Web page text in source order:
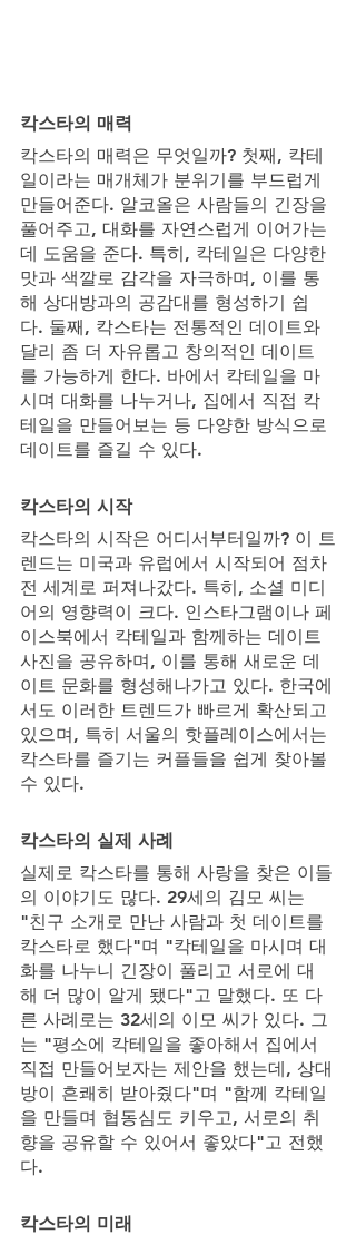
칵스타의 매력
칵스타의 매력은 무엇일까? 첫째, 칵테
일이라는 매개체가 분위기를 부드럽게
만들어준다. 알코올은 사람들의 긴장을
풀어주고, 대화를 자연스럽게 이어가는
데 도움을 준다. 특히, 칵테일은 다양한
맛과 색깔로 감각을 자극하며, 이를 통
해 상대방과의 공감대를 형성하기 쉽
다. 둘째, 칵스타는 전통적인 데이트와
달리 좀 더 자유롭고 창의적인 데이트
를 가능하게 한다. 바에서 칵테일을 마
시며 대화를 나누거나, 집에서 직접 칵
테일을 만들어보는 등 다양한 방식으로
데이트를 즐길 수 있다.
칵스타의 시작
칵스타의 시작은 어디서부터일까? 이 트
렌드는 미국과 유럽에서 시작되어 점차
전 세계로 퍼져나갔다. 특히, 소셜 미디
어의 영향력이 크다. 인스타그램이나 페
이스북에서 칵테일과 함께하는 데이트
사진을 공유하며, 이를 통해 새로운 데
이트 문화를 형성해나가고 있다. 한국에
서도 이러한 트렌드가 빠르게 확산되고
있으며, 특히 서울의 핫플레이스에서는
칵스타를 즐기는 커플들을 쉽게 찾아볼
수 있다.
칵스타의 실제 사례
실제로 칵스타를 통해 사랑을 찾은 이들
의 이야기도 많다. 29세의 김모 씨는
"친구 소개로 만난 사람과 첫 데이트를
칵스타로 했다"며 "칵테일을 마시며 대
화를 나누니 긴장이 풀리고 서로에 대
해 더 많이 알게 됐다"고 말했다. 또 다
른 사례로는 32세의 이모 씨가 있다. 그
는 "평소에 칵테일을 좋아해서 집에서
직접 만들어보자는 제안을 했는데, 상대
방이 흔쾌히 받아줬다"며 "함께 칵테일
을 만들며 협동심도 키우고, 서로의 취
향을 공유할 수 있어서 좋았다"고 전했
다.
칵스타의 미래